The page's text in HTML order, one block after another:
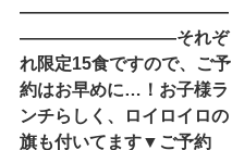
————————————
—————————それぞ
れ限定15食ですので、ご予
約はお早めに…！お子様ラ
ンチらしく、ロイロイロの
旗も付いてます▼ご予約